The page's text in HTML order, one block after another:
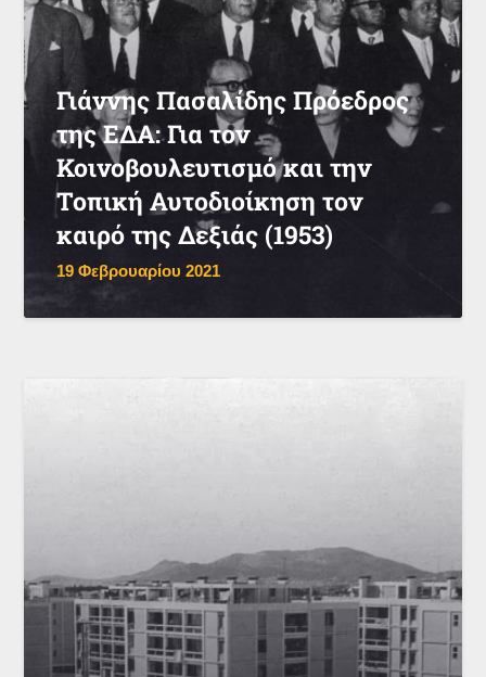
Γιάννης Πασαλίδης Πρόεδρος
της ΕΔΑ: Για τον
Κοινοβουλευτισμό και την
Τοπική Αυτοδιοίκηση τον
καιρό της Δεξιάς (1953)
19 Φεβρουαρίου 2021